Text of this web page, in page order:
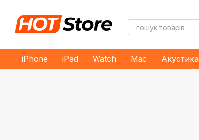
iPhone iPad Watch Mac Акустика